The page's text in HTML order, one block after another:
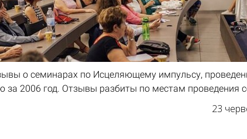
о семинарах по Исцеляющему импульсу,
за 2006 год. Отзывы разбиты по местам проведения
23